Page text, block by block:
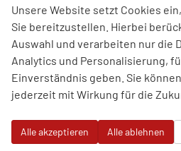
und Heckbereich,
Ausstiegswarner,
Ablenkungs- und
Kreuzungsassistent,
mit Fußgänger- und
eCall, Reifenkontrollanzeige.
ausl. Ez. und Garantiebeginn ab
Endkundennachweis
Unsere Website setzt Cookies
Sie bereitzustellen. Hierbei
Auswahl und verarbeiten nur die
Analytics und Personalisierung,
Einverständnis geben. Sie
jederzeit mit Wirkung für die
Alle akzeptieren Alle ablehnen